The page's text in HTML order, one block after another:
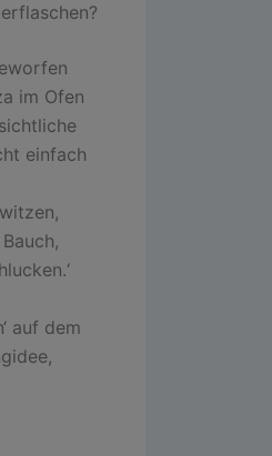
im Ofen
einfach
auf dem